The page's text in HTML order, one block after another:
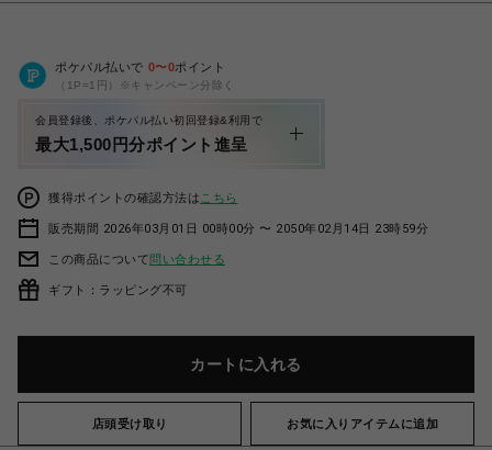
ポケパル払いで 0〜0ポイント
（1P=1円）※キャンペーン分除く
会員登録後、ポケパル払い初回登録&利用で
最大1,500円分ポイント進呈
獲得ポイントの確認方法は こちら
販売期間 2026年03月01日 00時00分 〜 2050年02月14日 23時59分
この商品について問い合わせる
ギフト：ラッピング不可
カートに入れる
店頭受け取り お気に入りアイテムに追加